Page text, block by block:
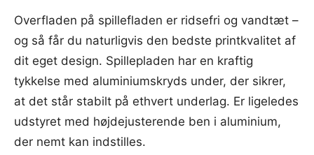
Overfladen på spillefladen er ridsefri og vandtæt –
og så får du naturligvis den bedste printkvalitet af
dit eget design. Spillepladen har en kraftig
tykkelse med aluminiumskryds under, der sikrer,
at det står stabilt på ethvert underlag. Er ligeledes
udstyret med højdejusterende ben i aluminium,
der nemt kan indstilles.